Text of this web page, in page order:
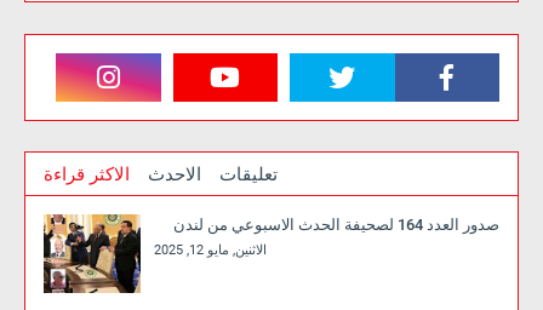
الاكثر قراءة الاحدث تعليقات
صدور العدد 164 لصحيفة الحدث الاسبوعي من لندن
الاثنين, مايو 12, 2025